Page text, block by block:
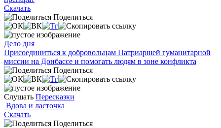
Скачать
Поделиться
Дело дня
Присоединиться к добровольцам Патриаршей гуманитарной
миссии на Донбассе и помогать людям в зоне конфликта
Поделиться
Слушать Пересказки
Вдова и ласточка
Скачать
Поделиться